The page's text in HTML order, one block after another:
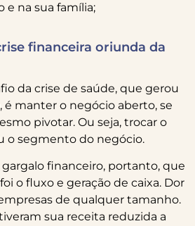
e na sua família;
financeira oriunda da
crise de saúde, que gerou
é manter o negócio aberto, se
pivotar. Ou seja, trocar o
o segmento do negócio.
financeiro, portanto, que
o fluxo e geração de caixa. Dor
de qualquer tamanho.
sua receita reduzida a